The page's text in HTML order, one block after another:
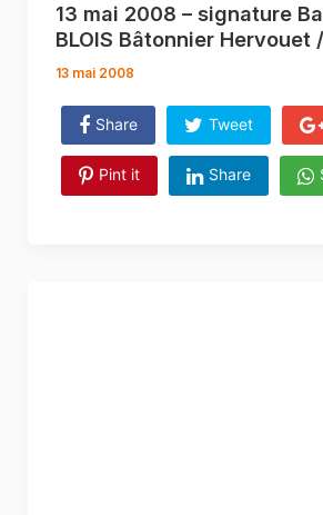
13 mai 2008 – signature
BLOIS Bâtonnier Hervouet
13 mai 2008
Share Tweet
Pint it Share